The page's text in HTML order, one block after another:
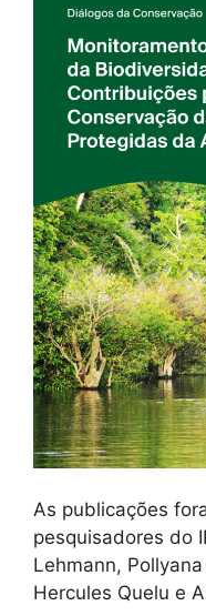
As publicações
pesquisadores do
Lehmann,
Hercules Quelu e